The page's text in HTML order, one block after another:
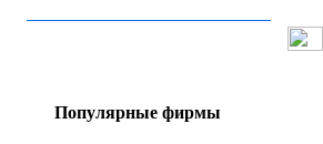
Популярные фирмы